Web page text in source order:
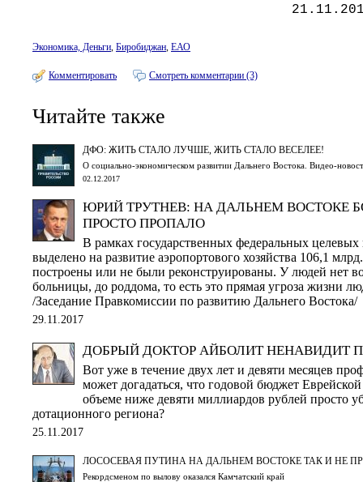
Экономика, Деньги, Биробиджан, ЕАО
Комментировать Смотреть комментарии (3)
Читайте также
ДФО: ЖИТЬ СТАЛО ЛУЧШЕ, ЖИТЬ СТАЛО ВЕСЕЛЕЕ!
О социально-экономическом развитии Дальнего Востока. Видео-
02.12.2017
ЮРИЙ ТРУТНЕВ: НА ДАЛЬНЕМ ВОСТОКЕ
ПРОСТО ПРОПАЛО
В рамках государственных федеральных
выделено на развитие аэропортового хозяйства 106,1
построены или не были реконструированы. У людей нет
больницы, до роддома, то есть это прямая угроза жизни
/Заседание Правкомиссии по развитию Дальнего Востока/
29.11.2017
ДОБРЫЙ ДОКТОР АЙБОЛИТ НЕНАВИДИТ
Вот уже в течение двух лет и девяти месяцев
может догадаться, что годовой бюджет
объеме ниже девяти миллиардов рублей просто
дотационного региона?
25.11.2017
ЛОСОСЕВАЯ ПУТИНА НА ДАЛЬНЕМ ВОСТОКЕ ТАК И НЕ
Рекордсменом по вылову оказался Камчатский край